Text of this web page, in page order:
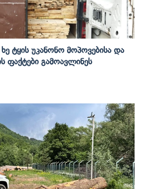
Ხე Ტყის Უკანონო Მოპოვებისა Და
Ფაქტები Გამოავლინეს